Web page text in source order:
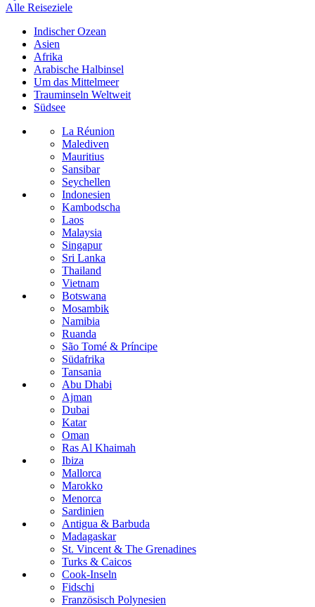
Alle Reiseziele
Indischer Ozean
Asien
Afrika
Arabische Halbinsel
Um das Mittelmeer
Trauminseln Weltweit
Südsee
La Réunion
Malediven
Mauritius
Sansibar
Seychellen
Indonesien
Kambodscha
Laos
Malaysia
Singapur
Sri Lanka
Thailand
Vietnam
Botswana
Mosambik
Namibia
Ruanda
São Tomé & Príncipe
Südafrika
Tansania
Abu Dhabi
Ajman
Dubai
Katar
Oman
Ras Al Khaimah
Ibiza
Mallorca
Marokko
Menorca
Sardinien
Antigua & Barbuda
Madagaskar
St. Vincent & The Grenadines
Turks & Caicos
Cook-Inseln
Fidschi
Französisch Polynesien